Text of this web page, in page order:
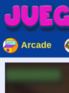
Arcade